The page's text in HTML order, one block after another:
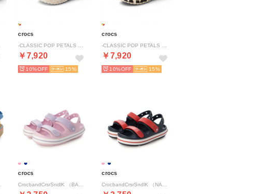
crocs
￥7,920
10% 15
crocs
￥7,920
10% 15
crocs crocs